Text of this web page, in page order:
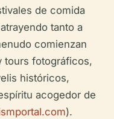
de comida
tanto a
comienzan
tours fotográficos,
históricos,
acogedor de
).